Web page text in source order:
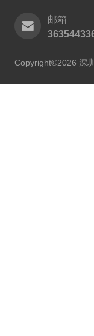
邮箱
Copyright©2026 深